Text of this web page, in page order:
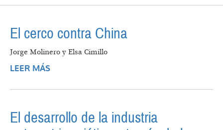
El cerco contra China
Jorge Molinero y Elsa Cimillo
LEER MÁS
El desarrollo de la industria